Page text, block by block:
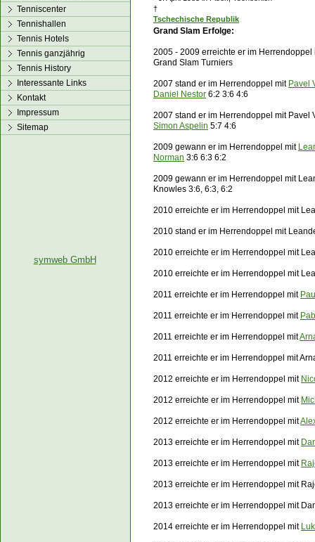
†
Tschechische Republik
Grand Slam Erfolge:
2005 - 2009 erreichte er im
Grand Slam Turniers
2007 stand er im Herrendoppel mit Pavel
Daniel Nestor 6:2 3:6 4:6
2007 stand er im Herrendoppel mit Pavel
Simon Aspelin 5:7 4:6
2009 gewann er im Herrendoppel mit
Norman 3:6 6:3 6:2
2009 gewann er im Herrendoppel mit
Knowles 3:6, 6:3, 6:2
2010 erreichte er im Herrendoppel mit
2010 stand er im Herrendoppel mit
2010 erreichte er im Herrendoppel mit
2010 erreichte er im Herrendoppel mit
2011 erreichte er im Herrendoppel mit
2011 erreichte er im Herrendoppel mit
2011 erreichte er im Herrendoppel mit
2011 erreichte er im Herrendoppel mit
2012 erreichte er im Herrendoppel mit
2012 erreichte er im Herrendoppel mit
2012 erreichte er im Herrendoppel mit
2013 erreichte er im Herrendoppel mit
2013 erreichte er im Herrendoppel mit
2013 erreichte er im Herrendoppel mit
2013 erreichte er im Herrendoppel mit
2014 erreichte er im Herrendoppel mit
Tenniscenter
Tennishallen
Tennis Hotels
Tennis ganzjährig
Tennis History
Interessante Links
Kontakt
Impressum
Sitemap
symweb GmbH